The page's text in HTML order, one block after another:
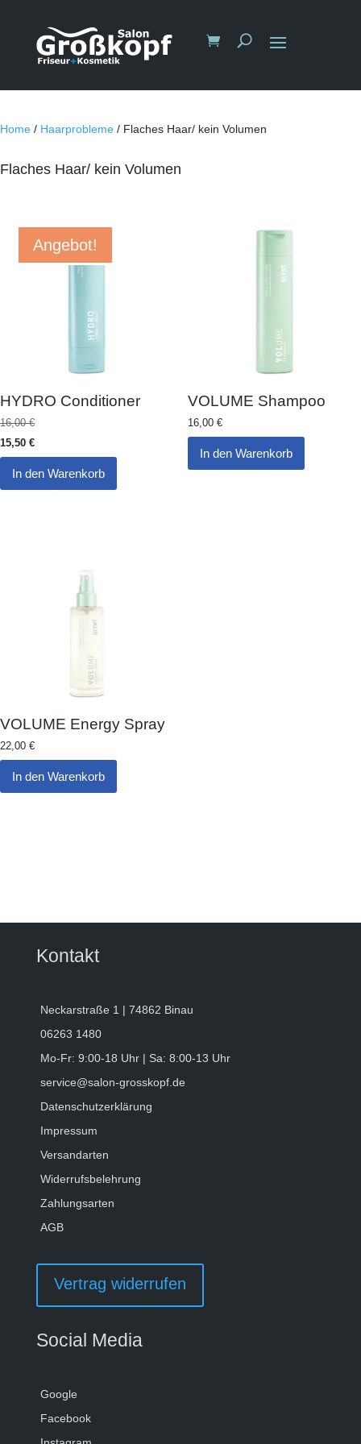
Home / Haarprobleme / Flaches Haar/ kein Volumen
Flaches Haar/ kein Volumen
Angebot!
HYDRO Conditioner
16,00€
15,50 €
In den Warenkorb
VOLUME Shampoo
16,00 €
In den Warenkorb
VOLUME Energy Spray
22,00 €
In den Warenkorb
Kontakt
Neckarstraße 1 | 74862 Binau
06263 1480
Mo-Fr: 9:00-18 Uhr | Sa: 8:00-13 Uhr
service@salon-grosskopf.de
Datenschutzerklärung
Impressum
Versandarten
Widerrufsbelehrung
Zahlungsarten
AGB
Vertrag widerrufen
Social Media
Google
Facebook